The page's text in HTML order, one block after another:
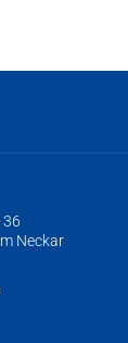
36
Neckar